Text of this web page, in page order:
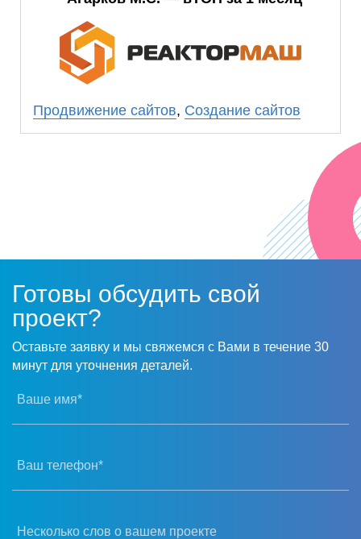
Планируем в ближайшее время заказать
продвижение в ООО «Прогресс Сайт».
Продвижение сайтов, Создание сайтов
Готовы обсудить свой
проект?
Оставьте заявку и мы свяжемся с Вами в течение 30
минут для уточнения деталей.
Ваше имя*
Ваш телефон*
Несколько слов о вашем проекте